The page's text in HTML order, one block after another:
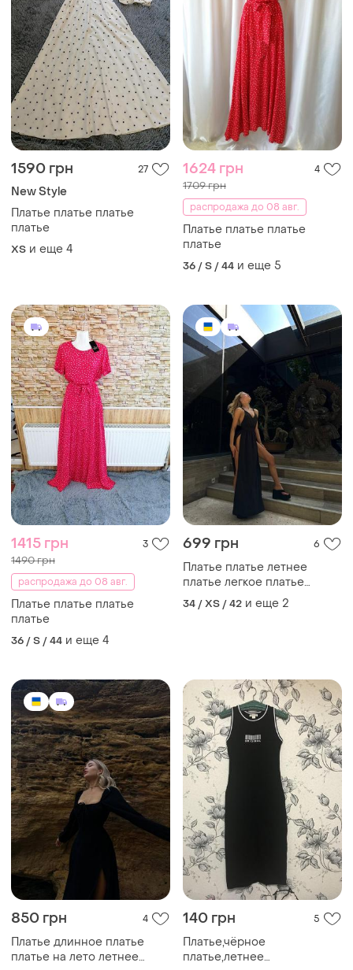
1590 грн 27
New Style
Платье платье платье
платье
ХS и еще 4
1624 грн 4
1709 грн
распродажа до 08 авг.
Платье платье платье
платье
36 / S / 44 и еще 5
1415 грн 3
1490 грн
распродажа до 08 авг.
Платье платье платье
платье
36 / S / 44 и еще 4
699 грн 6
Платье платье летнее
платье легкое платье
длинное платье платья на
лето
34 / XS / 42 и еще 2
850 грн 4
Платье длинное платье
платье на лето летнее
140 грн 5
Платье,чёрное
платье,летнее